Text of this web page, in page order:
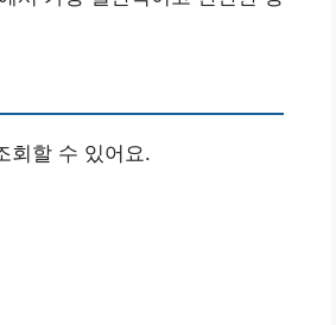
회할 수 있어요.